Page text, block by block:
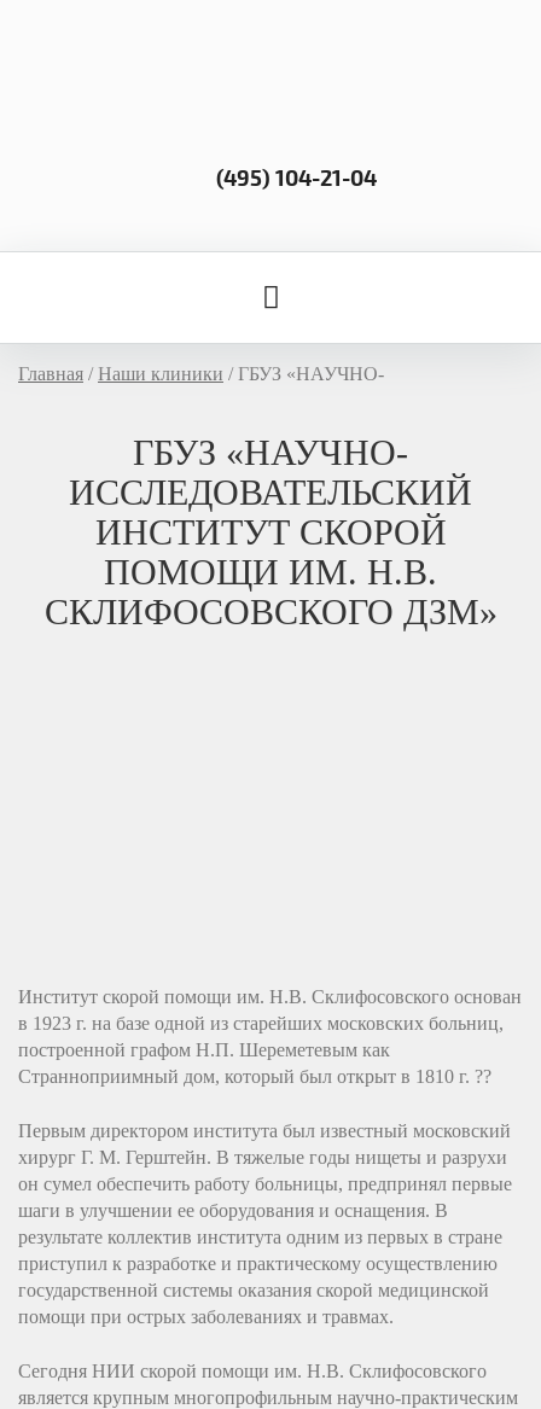
(495) 104-21-04
Главная /Наши клиники / ГБУЗ «НАУЧНО-
ПОМОЩИ ИМ. Н.В. Склифосовского ДЗМ»
ГБУЗ «НАУЧНО-
ИССЛЕДОВАТЕЛЬСКИЙ
ИНСТИТУТ СКОРОЙ
ПОМОЩИ ИМ. Н.В.
СКЛИФОСОВСКОГО ДЗМ»
Институт скорой помощи им. Н.В. Склифосовского основан
в 1923 г. на базе одной из старейших московских больниц,
построенной графом Н.П. Шереметевым как
Странноприимный дом, который был открыт в 1810 г. ??
Первым директором института был известный московский
хирург Г. М. Герштейн. В тяжелые годы нищеты и разрухи
он сумел обеспечить работу больницы, предпринял первые
шаги в улучшении ее оборудования и оснащения. В
результате коллектив института одним из первых в стране
приступил к разработке и практическому осуществлению
государственной системы оказания скорой медицинской
помощи при острых заболеваниях и травмах.
Сегодня НИИ скорой помощи им. Н.В. Склифосовского
является крупным многопрофильным научно-практическим